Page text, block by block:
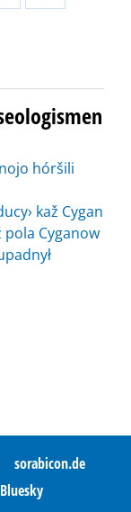
hóršili
kaž Cygan
pola Cyganow
sorabicon.de
Bluesky